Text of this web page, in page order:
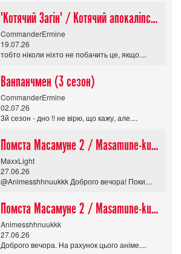
"Котячий Загін" / Котячий апокаліпсис / Cat Shit One
CommanderErmine
19.07.26
тобто ніколи ніхто не побачить це, якщо....
Ванпанчмен (3 сезон)
CommanderErmine
02.07.26
3й сезон - дно !! не вірю, що кажу, але....
Помста Масамуне 2 / Masamune-kun no Revenge R
MaxxLight
27.06.26
@Animesshhnuukkk Доброго вечора! Поки....
Помста Масамуне 2 / Masamune-kun no Revenge R
Animesshhnuukkk
27.06.26
Доброго вечора. На рахунок цього аніме....